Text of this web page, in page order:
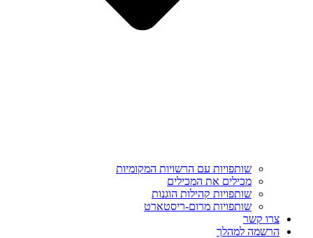
שותפויות עם הרשויות המקומיות
מכילים את המכילים
שותפויות קהילות הוגנות
שותפויות מרום-ריסטארט
צרו קשר
הרשמה למהלך